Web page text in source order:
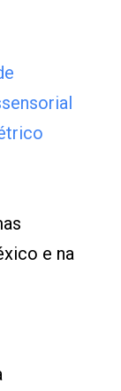
e na